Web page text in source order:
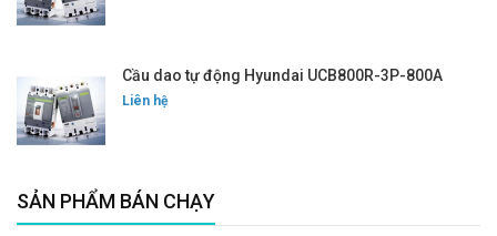
Cầu dao tự động Hyundai UCB800R-3P-800A
Liên hệ
SẢN PHẨM BÁN CHẠY